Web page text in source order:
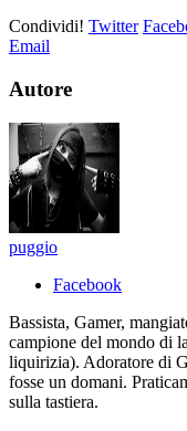
Condividi! Twitter
Email
Autore
puggio
Facebook
Bassista, Gamer,
campione del mondo di
liquirizia). Adoratore di
fosse un domani.
sulla tastiera.